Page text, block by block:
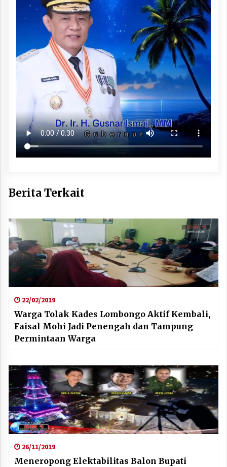
Berita Terkait
22/02/2019
Warga Tolak Kades Lombongo Aktif Kembali,
Faisal Mohi Jadi Penengah dan Tampung
Permintaan Warga
26/11/2019
Meneropong Elektabilitas Balon Bupati